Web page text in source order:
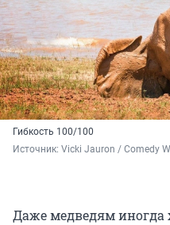
Гибкость 100/100
Источник: Vicki Jauron / Comedy
Даже медведям иногда